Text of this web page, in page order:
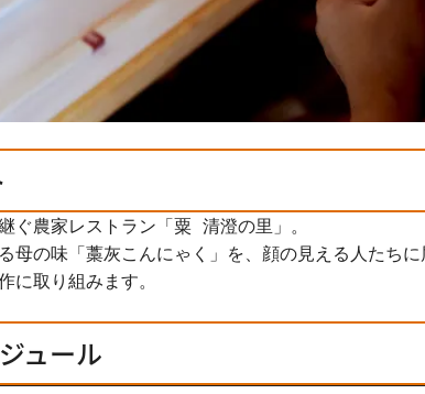
ぐ農家レストラン「粟 清澄の里」。
母の味「藁灰こんにゃく」を、顔の見える人たち
に取り組みます。
ュール